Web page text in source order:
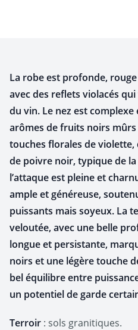
La robe est profonde,
avec des reflets violacés
du vin. Le nez est complexe
arômes de fruits noirs mûrs
touches florales de violette,
de poivre noir, typique de
l’attaque est pleine et
ample et généreuse,
puissants mais soyeux. La
veloutée, avec une belle
longue et persistante,
noirs et une légère touche
bel équilibre entre
un potentiel de garde
Terroir : sols granitiques.